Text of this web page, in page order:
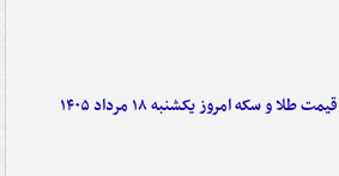
قیمت طلا و سکه امروز یکشنبه ۱۸ مرداد ۱۴۰۵